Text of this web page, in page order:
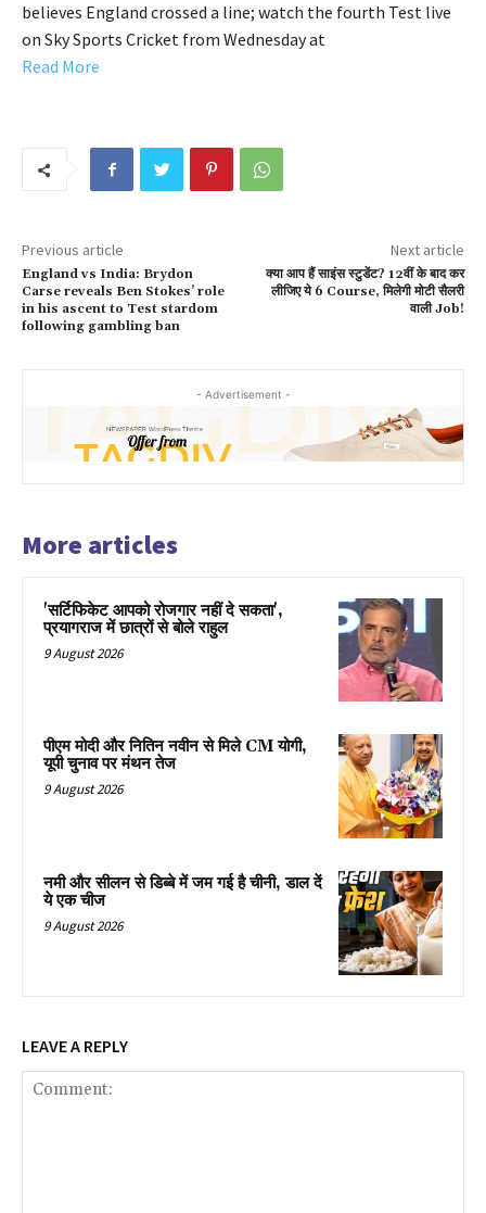
believes England crossed a line; watch the fourth Test live
on Sky Sports Cricket from Wednesday at
Read More
Previous article
England vs India: Brydon
Carse reveals Ben Stokes’ role
in his ascent to Test stardom
following gambling ban
Next article
क्या आप हैं साइंस स्टुडेंट? 12वीं के बाद कर
लीजिए ये 6 Course, मिलेगी मोटी सैलरी
वाली Job!
- Advertisement -
More articles
'सर्टिफिकेट आपको रोजगार नहीं दे सकता',
प्रयागराज में छात्रों से बोले राहुल
9 August 2026
पीएम मोदी और नितिन नवीन से मिले CM योगी,
यूपी चुनाव पर मंथन तेज
9 August 2026
नमी और सीलन से डिब्बे में जम गई है चीनी, डाल दें
ये एक चीज
9 August 2026
LEAVE A REPLY